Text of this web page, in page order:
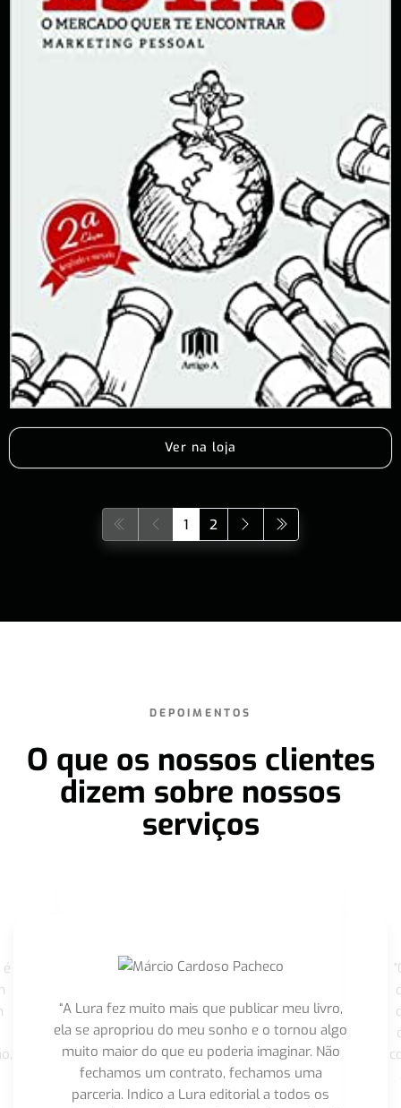
Ver na loja
1 2
DEPOIMENTOS
O que os nossos clientes
dizem sobre nossos
serviços
“A Lura fez muito mais que publicar meu livro,
ela se apropriou do meu sonho e o tornou algo
muito maior do que eu poderia imaginar. Não
fechamos um contrato, fechamos uma
parceria. Indico a Lura editorial a todos os